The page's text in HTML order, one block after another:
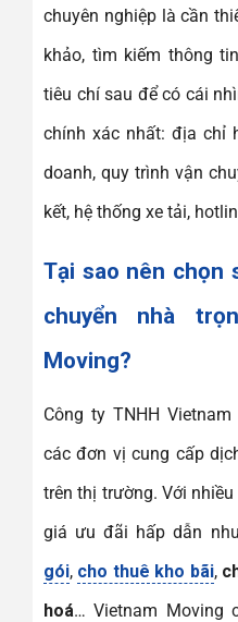
chuyên nghiệp là cần
khảo, tìm kiếm thông
tiêu chí sau để có cái
chính xác nhất: địa chỉ
doanh, quy trình vận
kết, hệ thống xe tải,
Tại sao nên chọn
chuyển nhà
Moving?
Công ty TNHH
các đơn vị cung cấp
trên thị trường. Với
giá ưu đãi hấp dẫn
gói, cho thuê kho bãi,
hoá… Vietnam Moving